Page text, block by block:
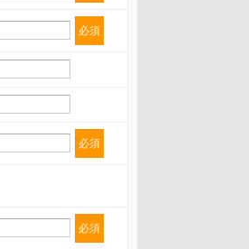
必須
必須
必須